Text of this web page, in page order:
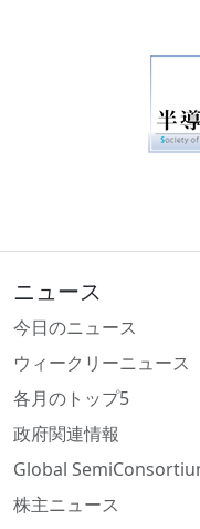
ニュース
今日のニュース
ウィークリーニュース
各月のトップ5
政府関連情報
Global
株主ニュース